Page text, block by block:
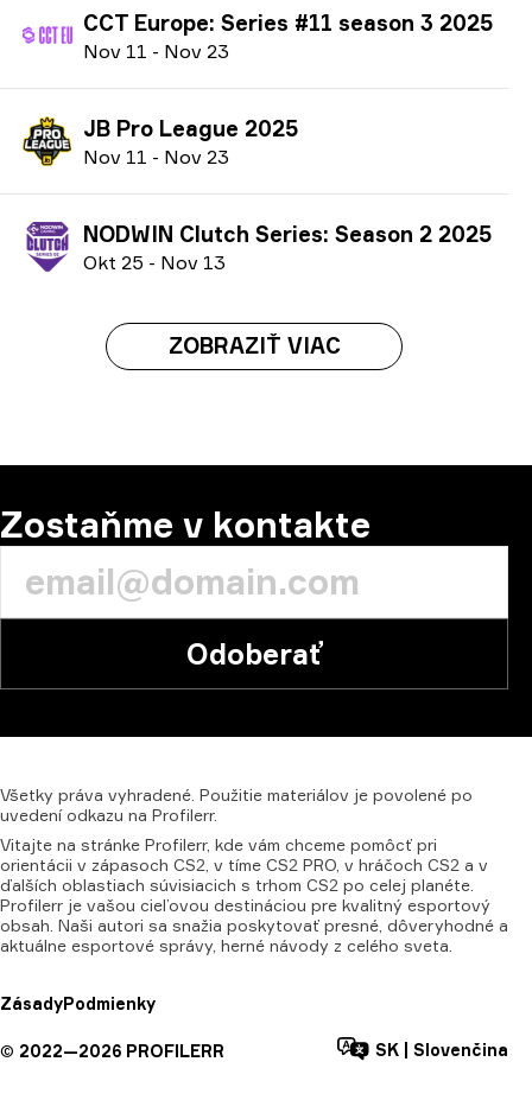
CCT Europe: Series #11 season 3 2025
Nov 11 - Nov 23
JB Pro League 2025
Nov 11 - Nov 23
NODWIN Clutch Series: Season 2 2025
Okt 25 - Nov 13
ZOBRAZIŤ VIAC
Zostaňme v kontakte
Odoberať
Všetky práva vyhradené. Použitie materiálov je povolené po
uvedení odkazu na Profilerr.
Vitajte na stránke Profilerr, kde vám chceme pomôcť pri
orientácii v zápasoch CS2, v tíme CS2 PRO, v hráčoch CS2 a v
ďalších oblastiach súvisiacich s trhom CS2 po celej planéte.
Profilerr je vašou cieľovou destináciou pre kvalitný esportový
obsah. Naši autori sa snažia poskytovať presné, dôveryhodné a
aktuálne esportové správy, herné návody z celého sveta.
ZásadyPodmienky
© 2022—2026 PROFILERR SK Slovenčina